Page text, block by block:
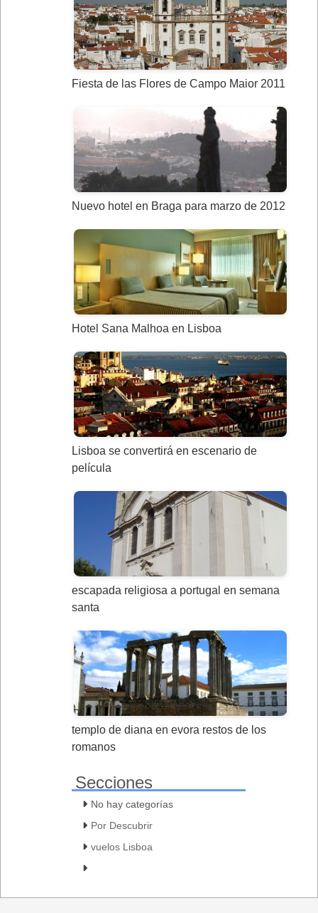
Fiesta de las Flores de Campo Maior 2011
Nuevo hotel en Braga para marzo de 2012
Hotel Sana Malhoa en Lisboa
Lisboa se convertirá en escenario de
película
escapada religiosa a portugal en semana
santa
templo de diana en evora restos de los
romanos
Secciones
No hay categorías
Por Descubrir
vuelos Lisboa